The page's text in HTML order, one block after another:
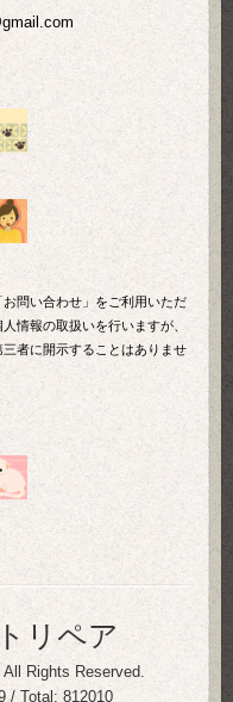
問い合わせ」をご利用いただ
情報の取扱いを行いますが、
者に開示することはありませ
リペア
All Rights Reserved.
/ Total: 812010